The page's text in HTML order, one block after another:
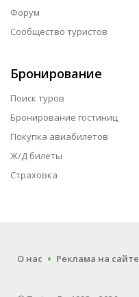
Форум
Сообщество туристов
Бронирование
Поиск туров
Бронирование гостиниц
Покупка авиабилетов
Ж/Д билеты
Страховка
О нас . Реклама на сайте